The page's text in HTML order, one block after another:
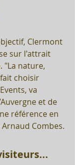
Clermont
sur l'attrait
"La nature,
choisir
va
et de
référence en
Combes.